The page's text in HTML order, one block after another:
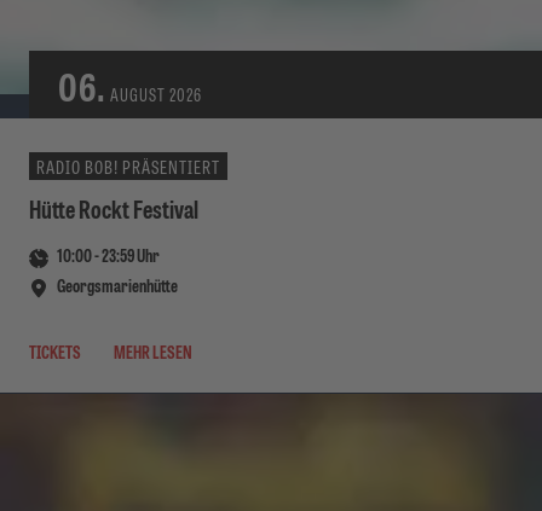
06. AUGUST 2026
RADIO BOB! PRÄSENTIERT
Hütte Rockt Festival
10:00-23:59Uhr
Georgsmarienhütte
TICKETS MEHR LESEN